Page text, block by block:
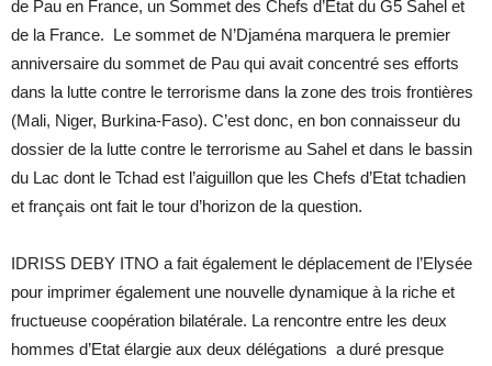
de Pau en France, un Sommet des Chefs d’Etat du G5 Sahel et
de la France. Le sommet de N’Djaména marquera le premier
anniversaire du sommet de Pau qui avait concentré ses efforts
dans la lutte contre le terrorisme dans la zone des trois frontières
(Mali, Niger, Burkina-Faso). C’est donc, en bon connaisseur du
dossier de la lutte contre le terrorisme au Sahel et dans le bassin
du Lac dont le Tchad est l’aiguillon que les Chefs d’Etat tchadien
et français ont fait le tour d’horizon de la question.
IDRISS DEBY ITNO a fait également le déplacement de l’Elysée
pour imprimer également une nouvelle dynamique à la riche et
fructueuse coopération bilatérale. La rencontre entre les deux
hommes d’Etat élargie aux deux délégations a duré presque